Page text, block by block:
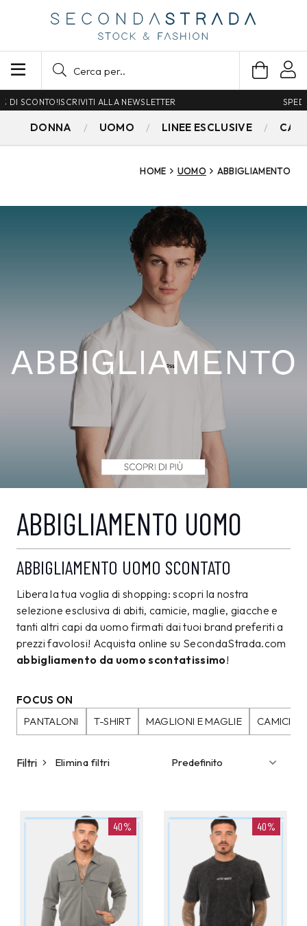
SPEDIZIONE GRATUITA PER ORDINI SUPERIORI A 79€
DONNA UOMO LINEE ESCLUSIVE
HOME UOMO ABBIGLIAMENTO
ABBIGLIAMENTO UOMO
ABBIGLIAMENTO UOMO SCONTATO
Libera la tua voglia di shopping: scopri la nostra
selezione esclusiva di abiti, camicie, maglie, giacche e
tanti altri capi da uomo firmati dai tuoi brand preferiti a
prezzi favolosi! Acquista online su SecondaStrada.com
abbigliamento da uomo scontatissimo!
FOCUS ON
PANTALONI
T-SHIRT MAGLIONI E MAGLIE CAMICIE
Filtri Elimina filtri
40% 40%